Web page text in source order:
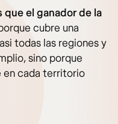
que el ganador de la
cubre una
todas las regiones y
sino porque
en cada territorio